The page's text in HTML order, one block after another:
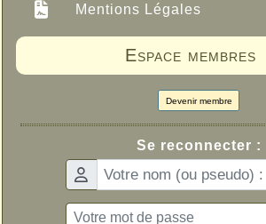
Mentions Légales
Espace membres
Devenir membre
Se reconnecter :